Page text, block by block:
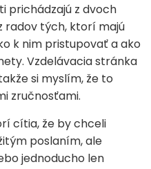
prichádzajú z dvoch
radov tých, ktorí majú
k nim pristupovať a ako
Vzdelávacia stránka
si myslím, že to
zručnosťami.
cítia, že by chceli
poslaním, ale
jednoducho len